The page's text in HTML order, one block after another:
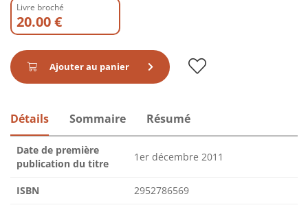
Livre broché
20.00 €
Ajouter au panier
Détails Sommaire Résumé
Date de première
publication du titre
1er décembre 2011
ISBN 2952786569